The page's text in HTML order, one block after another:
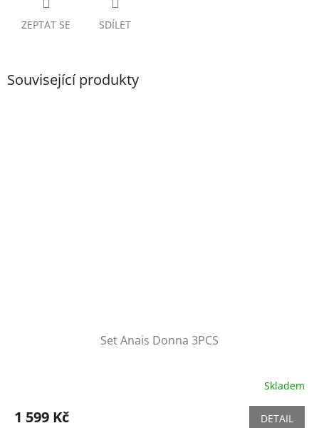
ZEPTAT SE SDÍLET
Související produkty
Set Anais Donna 3PCS
Skladem
1 599 Kč DETAIL